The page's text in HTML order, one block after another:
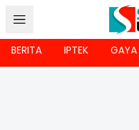
BERITA IPTEK GAYA